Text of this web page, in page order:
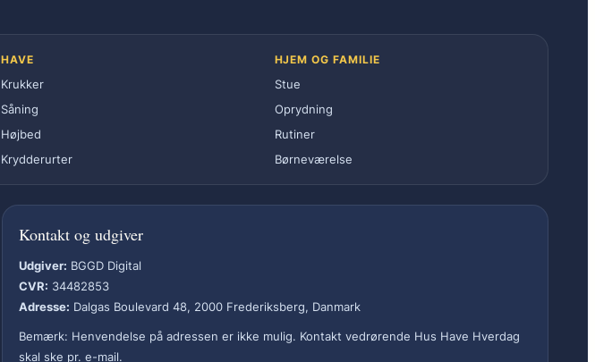
HAVE
Krukker
Såning
Højbed
Krydderurter
HJEM OG FAMILIE
Stue
Oprydning
Rutiner
Børneværelse
Kontakt og udgiver
Udgiver: BGGD Digital
CVR: 34482853
Adresse: Dalgas Boulevard 48, 2000 Frederiksberg, Danmark
Bemærk: Henvendelse på adressen er ikke mulig. Kontakt vedrørende Hus Have Hverdag
skal ske pr. e-mail.